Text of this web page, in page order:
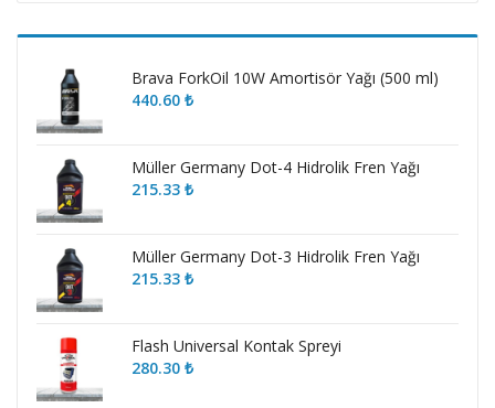
Brava ForkOil 10W Amortisör Yağı (500 ml)
440.60₺
Müller Germany Dot-4 Hidrolik Fren Yağı
215.33₺
Müller Germany Dot-3 Hidrolik Fren Yağı
215.33₺
Flash Universal Kontak Spreyi
280.30₺